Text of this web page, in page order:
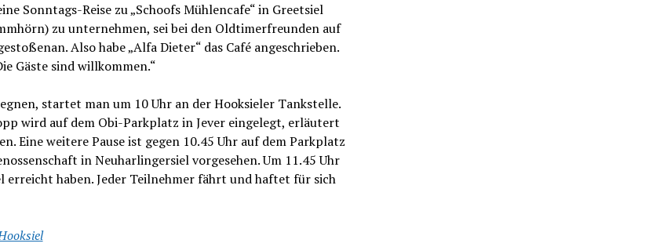
Sonntags-Reise zu „Schoofs Mühlencafe“ in Greetsiel
zu unternehmen, sei bei den Oldtimerfreunden auf
Also habe „Alfa Dieter“ das Café angeschrieben.
Gäste sind willkommen.“
startet man um 10 Uhr an der Hooksieler Tankstelle.
wird auf dem Obi-Parkplatz in Jever eingelegt, erläutert
Eine weitere Pause ist gegen 10.45 Uhr auf dem Parkplatz
in Neuharlingersiel vorgesehen. Um 11.45 Uhr
erreicht haben. Jeder Teilnehmer fährt und haftet für sich